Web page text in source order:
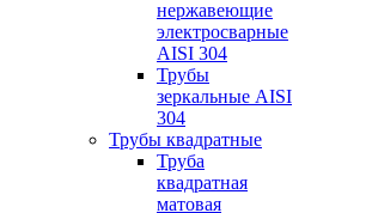
нержавеющие
электросварные
AISI 304
Трубы
зеркальные AISI
304
Трубы квадратные
Труба
квадратная
матовая